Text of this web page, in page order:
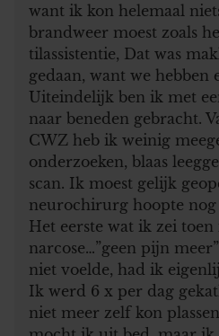
want ik kon helemaal
brandweer moest zoals
tilassistentie, Dat was
gedaan, want we hebben
Uiteindelijk ben ik met
naar beneden gebracht.
CWZ heb ik weinig
onderzoeken, blaas
scan. Ik moest gelijk
neurochirurg hoopte
Het eerste wat ik zei
narcose…”geen pijn
niet voelde, had ik
Ik werd 6 x per dag
niet meer zelf kon